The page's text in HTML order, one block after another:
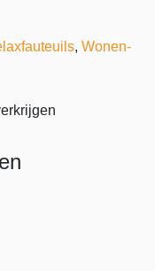
, Wonen-